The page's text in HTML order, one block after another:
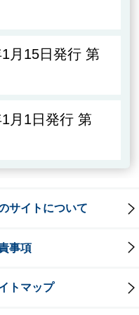
月15日発行 第
月1日発行 第
サイトについて
事項
トマップ